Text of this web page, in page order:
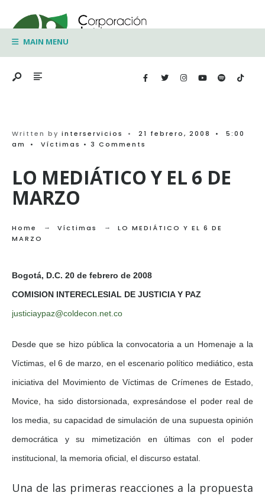
to
contentMAIN MENU
Written by interservicios • 21 febrero, 2008 •
5:00
am
• Víctimas • 3 Comments
LO MEDIÁTICO Y EL 6 DE
MARZO
Home Víctimas
LO MEDIÁTICO Y EL 6 DE
MARZO
Bogotá, D.C. 20 de febrero de 2008
COMISION INTERECLESIAL DE JUSTICIA Y PAZ
justiciaypaz@coldecon.net.co
Desde que se hizo pública la convocatoria a un Homenaje a la
Víctimas, el 6 de marzo, en el escenario político mediático, esta
iniciativa del Movimiento de Víctimas de Crímenes de Estado,
Movice, ha sido distorsionada, expresándose el poder real de
los media, su capacidad de simulación de una supuesta opinión
democrática y su mimetización en últimas con el poder
institucional, la memoria oficial, el discurso estatal.
Una de las primeras reacciones a la propuesta
for: